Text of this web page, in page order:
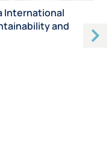
International
and